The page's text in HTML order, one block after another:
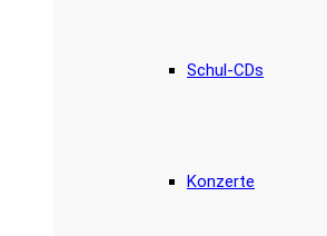
Schul-CDs
Konzerte